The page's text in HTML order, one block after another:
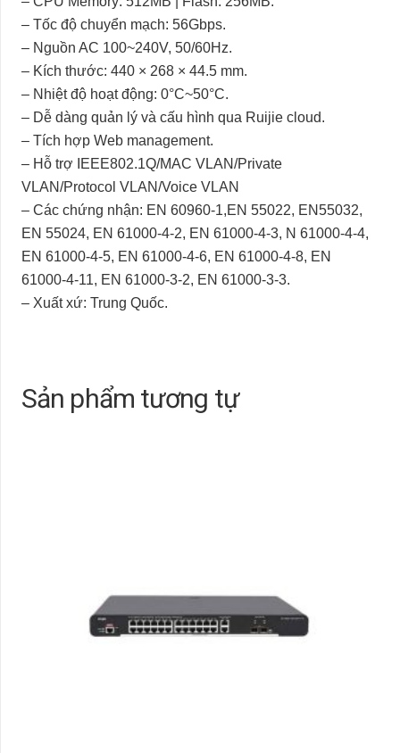
– Tốc độ chuyển mạch: 56Gbps.
– Nguồn AC 100~240V, 50/60Hz.
– Kích thước: 440 × 268 × 44.5 mm.
– Nhiệt độ hoạt động: 0°C~50°C.
– Dễ dàng quản lý và cấu hình qua Ruijie cloud.
– Tích hợp Web management.
– Hỗ trợ IEEE802.1Q/MAC VLAN/Private
VLAN/Protocol VLAN/Voice VLAN
– Các chứng nhận: EN 60960-1,EN 55022, EN55032,
EN 55024, EN 61000-4-2, EN 61000-4-3, N 61000-4-4,
EN 61000-4-5, EN 61000-4-6, EN 61000-4-8, EN
61000-4-11, EN 61000-3-2, EN 61000-3-3.
– Xuất xứ: Trung Quốc.
Sản phẩm tương tự